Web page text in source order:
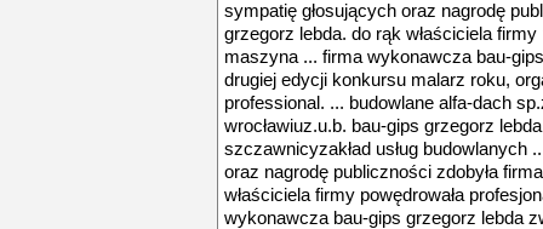
sympatię głosujących oraz nagrodę
grzegorz lebda. do rąk właściciela firmy
maszyna ... firma wykonawcza bau-
drugiej edycji konkursu malarz roku,
professional. ... budowlane alfa-dach
wrocławiuz.u.b. bau-gips grzegorz
szczawnicyzakład usług budowlanych
oraz nagrodę publiczności zdobyła
właściciela firmy powędrowała
wykonawcza bau-gips grzegorz lebda